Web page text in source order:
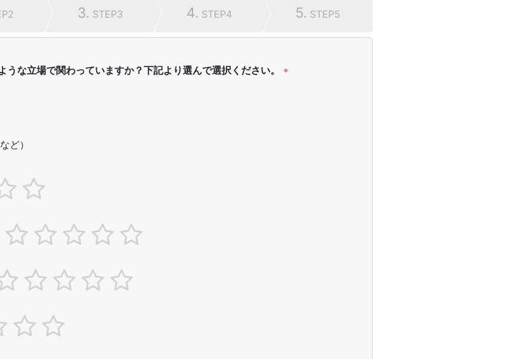
3. STEP3 4. STEP4 5. STEP5
な立場で関わっていますか？下記より選んで選択ください。
*
ど）